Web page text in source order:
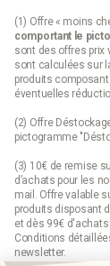
(1) Offre « moins
comportant le
sont des offres prix
sont calculées sur
produits
éventuelles
(2) Offre
pictogramme
(3) 10€ de remise
d’achats pour les
mail. Offre valable
produits disposant
et dès 99€ d'achats
Conditions
newsletter.